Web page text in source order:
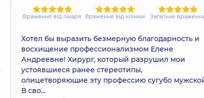
Враження від лікаря Враження від клініки Загальне
Хотел бы выразить безмерную благодарность и
восхищение профессионализмом Елене
Андреевне! Хирург, который разрушил мои
устоявшиеся ранее стереотипы,
олицетворяющие эту профессию сугубо
В сво...